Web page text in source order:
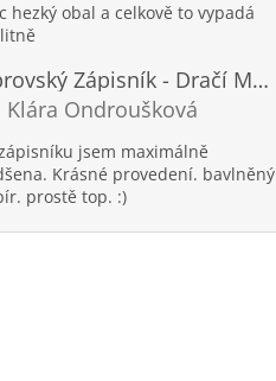
hezký obal a celkově to vypadá
Obrovský Zápisník - Dračí Mandala s Chakra Kameny - 100 Stran - 25x34cm
produktu je 5 z 5 hvězdiček.
Klára Ondroušková
jsem maximálně
Krásné provedení. bavlněný
prostě top. :)